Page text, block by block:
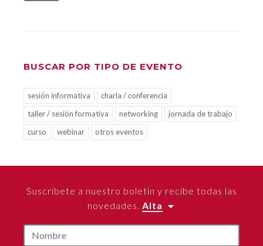
BUSCAR POR TIPO DE EVENTO
sesión informativa
charla / conferencia
taller / sesión formativa
networking
jornada de trabajo
curso
webinar otros eventos
Suscríbete a nuestro boletín y recibe todas las
novedades. Alta